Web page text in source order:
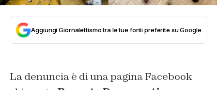
Aggiungi Giornalettismo tra le tue fonti preferite su Google
La denuncia è di una pagina Facebook